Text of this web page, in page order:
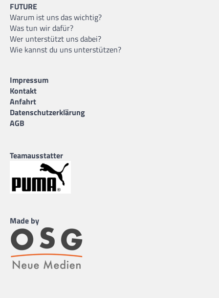
FUTURE
Warum ist uns das wichtig?
Was tun wir dafür?
Wer unterstützt uns dabei?
Wie kannst du uns unterstützen?
Impressum
Kontakt
Anfahrt
Datenschutzerklärung
AGB
Teamausstatter
Made by